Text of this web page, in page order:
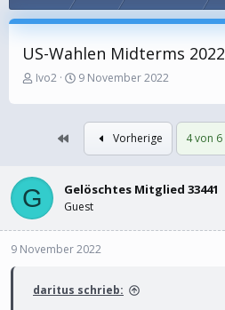
US-Wahlen Midterms 2022
E
s
e
r
Ivo2
E
s
t
a
9 November 2022
Vorherige 4 von 6
G Gelöschtes Mitglied 33441
Guest
9 November 2022
daritus schrieb: